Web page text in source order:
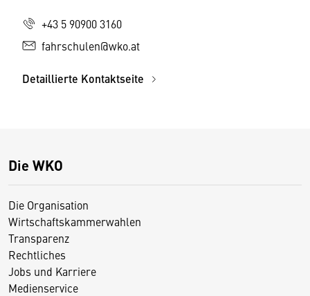
+43 5 90900 3160
fahrschulen@wko.at
Detaillierte Kontaktseite
Die WKO
Die Organisation
Wirtschaftskammerwahlen
Transparenz
Rechtliches
Jobs und Karriere
Medienservice